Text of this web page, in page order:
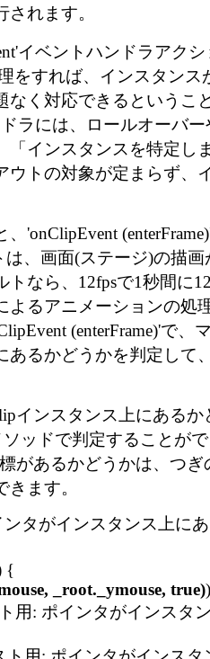
れます。
イベントハンドラアク
をすれば、インスタンス
なく対応できるというこ
ラには、ロールオーバ
「インスタンスを特定し
ウトの対象が定まらず、
'onClipEvent
は、画面(ステージ)の描
トなら、12fpsで1秒間に
よるアニメーションの処
(enterFrame)'で、
あるかどうかを判定して
インスタンス上にあるか
ソッドで判定することが
があるかどうかは、つ
ます。
タがインスタンス上に
{
_root._ymouse, true)
用: ポインタがインスタ